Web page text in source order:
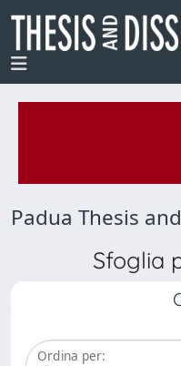
Padua Thesis
Sfoglia
Ordina per: